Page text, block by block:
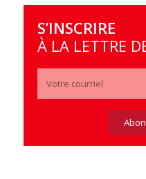
S’INSCRIRE
À LA LETTRE